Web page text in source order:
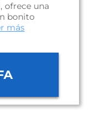
ofrece una
bonito
más